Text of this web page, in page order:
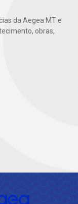
da Aegea MT e
obras,